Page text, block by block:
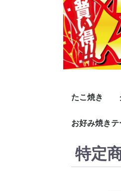
たこ焼き
15穴
18穴
28穴
24穴
32穴
セラミック加
SHシリーズ
お好み焼き
高脚タイプ
ール製
高脚タイプ
高脚タイプ
座卓タイプ
ール製
座卓タイプ
座卓タイプ
製 掘ごたつ
特定